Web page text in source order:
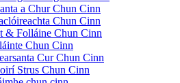
a Chur Chun Cinn
Chun Cinn
& Folláine Chun Cinn
Chun Cinn
Cur Chun Cinn
Strus Chun Cinn